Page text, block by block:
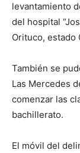
levantamiento
del hospital
Orituco, estado
También se
Las Mercedes
comenzar las
bachillerato.
El móvil del